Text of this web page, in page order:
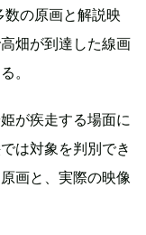
の原画と解説映
畑が到達した線画
。
が疾走する場面に
は対象を判別でき
画と、実際の映像